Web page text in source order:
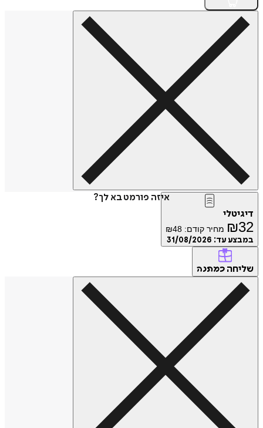
איזה פורמט בא לך?
דיגיטלי
₪32 מחיר קודם: ₪48
במבצע עד: 31/08/2026
שליחה כמתנה